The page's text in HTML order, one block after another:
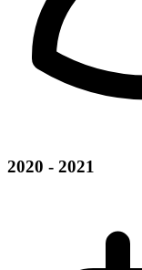
2020 - 2021